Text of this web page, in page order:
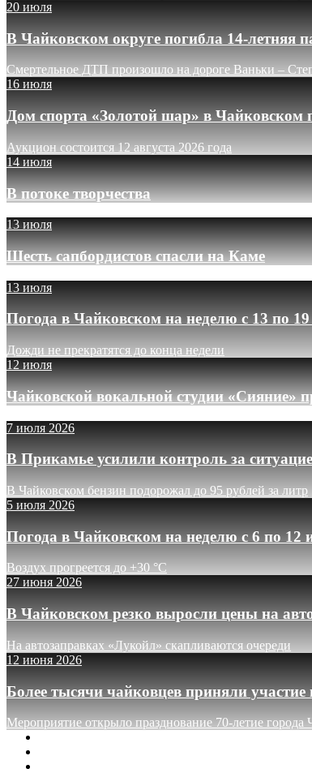
20 июля
В Чайковском округе погибла 14-летняя
Смертельное ДТП произошло на дороге Ваньки –
16 июля
Дом спорта «Золотой шар» в Чайковском
Аукцион состоится 12 августа 2026 года
14 июля
В потоке творчества
13 июля
Шесть сапбордистов спасли на Каме
13 июля
Погода в Чайковском на неделю с 13 по
Дожди не прекратятся до конца недели
12 июля
Чайковской вокальной студии «Сияние»
7 июля 2026
В Прикамье усилили контроль за
В Чайковском бензин подорожал до 95 рублей за литр
5 июля 2026
Погода в Чайковском на неделю с 6 по 12
Воздух прогреется до +30 °C
27 июня 2026
В Чайковском резко выросли цены на
На автозаправках «Лукойл» скапливаются очереди
12 июня 2026
Более тысячи чайковцев приняли
Мероприятие открыло празднование 70-летие города